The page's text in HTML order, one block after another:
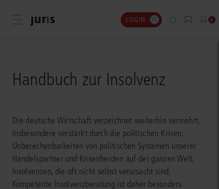
Menü öffnen LOGIN 0
Handbuch zur Insolvenz
Die deutsche Wirtschaft verzeichnet weiterhin vermehrt,
insbesondere verstärkt durch die politischen Krisen,
Unberechenbarkeiten von politischen Systemen unserer
Handelspartner und Krisenherden auf der ganzen Welt,
Insolvenzen, die oft nicht selbst verursacht sind.
Kompetente Insolvenzberatung ist daher besonders